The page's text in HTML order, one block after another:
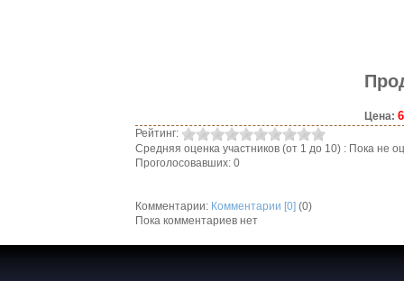
Цена:
Рейтинг:
Средняя оценка участников (от 1 до 10) : Пока не
Проголосовавших: 0
Комментарии: Комментарии [0] (0)
Пока комментариев нет